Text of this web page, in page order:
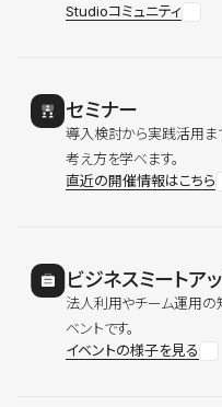
Studioコミュニティ
セミナー
導入検討から実践活用ま
考え方を学べます。
直近の開催情報はこちら
ビジネスミートア
法人利用やチーム運用の
ベントです。
イベントの様子を見る